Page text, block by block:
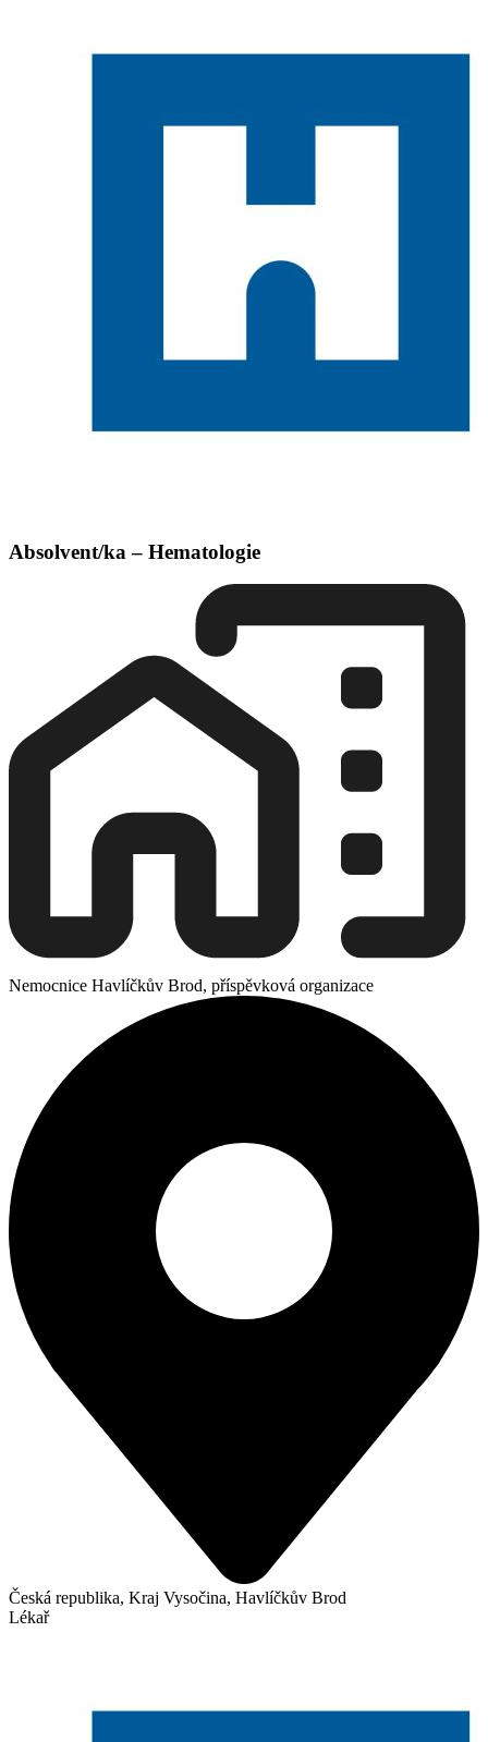
Absolvent/ka – Hematologie
Nemocnice Havlíčkův Brod, příspěvková organizace
Česká republika, Kraj Vysočina, Havlíčkův Brod
Lékař